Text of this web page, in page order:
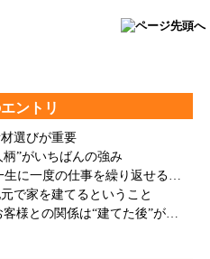
ントリ
材選びが重要
柄”がいちばんの強み
度の仕事を繰り返せるという幸せ
で家を建てるということ
様との関係は“建てた後”が本番